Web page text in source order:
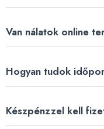
Van nálatok online
Hogyan tudok
Készpénzzel kell